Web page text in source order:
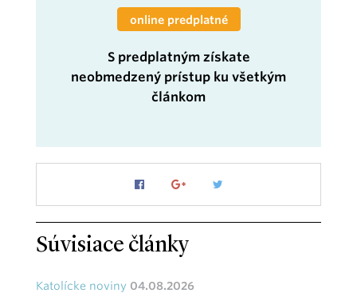
online predplatné
S predplatným získate
neobmedzený prístup ku všetkým
článkom
Súvisiace články
Katolícke noviny 04.08.2026